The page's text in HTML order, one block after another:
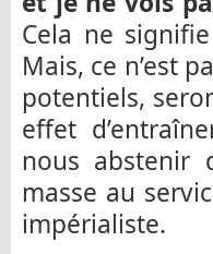
Cela ne
Mais, ce n’est
potentiels,
effet
nous abstenir
masse au
impérialiste.